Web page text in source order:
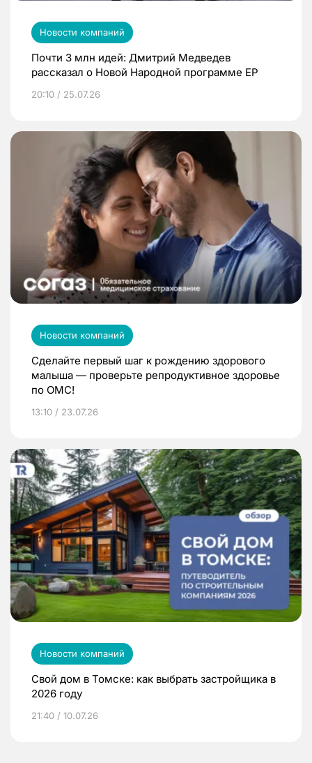
Новости компаний
Почти 3 млн идей: Дмитрий Медведев
рассказал о Новой Народной программе ЕР
20:10 / 25.07.26
Новости компаний
Сделайте первый шаг к рождению здорового
малыша — проверьте репродуктивное здоровье
по ОМС!
13:10 / 23.07.26
Новости компаний
Свой дом в Томске: как выбрать застройщика в
2026 году
21:40 / 10.07.26